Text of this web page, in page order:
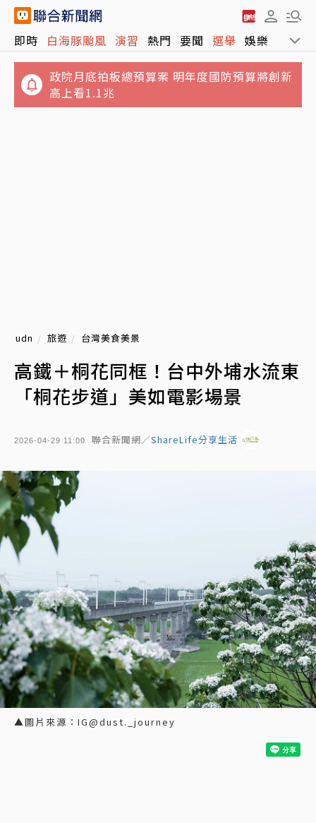
即時 白海豚颱風 演習 熱門 要聞 選舉 娛樂 運動
政院月底拍板總預算案 明年度國防預算將創新
高上看1.1兆
udn 旅遊 台灣美食美景
高鐵＋桐花同框！台中外埔水流東
「桐花步道」美如電影場景
2026-04-29 11:00 聯合新聞網／ShareLife分享生活
▲圖片來源：IG@dust._journey